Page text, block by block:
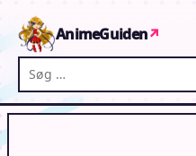
AnimeGuiden↗
Søg på AnimeGuiden